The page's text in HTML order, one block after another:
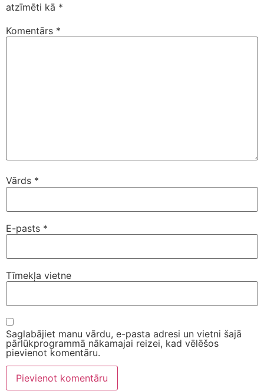
atzīmēti kā *
Komentārs *
Vārds *
E-pasts *
Tīmekļa vietne
Saglabājiet manu vārdu, e-pasta adresi un vietni šajā
pārlūkprogrammā nākamajai reizei, kad vēlēšos
pievienot komentāru.